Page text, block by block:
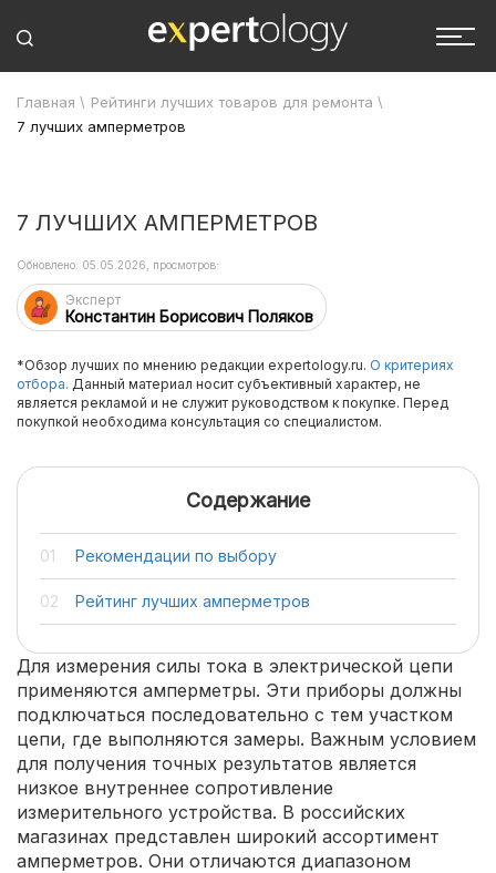
Главная \ Рейтинги лучших товаров для ремонта \
7 лучших амперметров
7 ЛУЧШИХ АМПЕРМЕТРОВ
Эксперт
Константин Борисович Поляков
Обновлено: 05.05.2026, просмотров:
*Обзор лучших по мнению редакции expertology.ru. О критериях
отбора. Данный материал носит субъективный характер, не
является рекламой и не служит руководством к покупке. Перед
покупкой необходима консультация со специалистом.
Содержание
Рекомендации по выбору
Рейтинг лучших амперметров
Для измерения силы тока в электрической цепи
применяются амперметры. Эти приборы должны
подключаться последовательно с тем участком
цепи, где выполняются замеры. Важным условием
для получения точных результатов является
низкое внутреннее сопротивление
измерительного устройства. В российских
магазинах представлен широкий ассортимент
амперметров. Они отличаются диапазоном